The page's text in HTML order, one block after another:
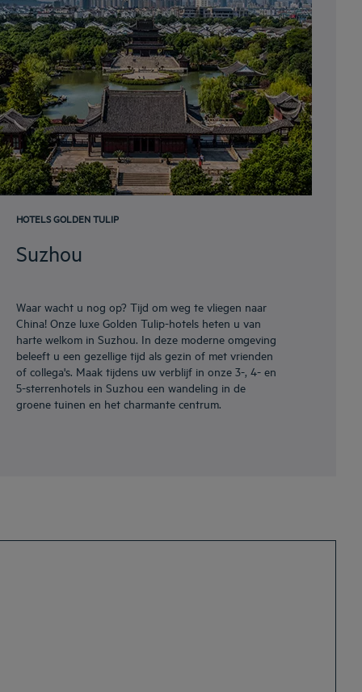
HOTELS GOLDEN TULIP
Suzhou
Waar wacht u nog op? Tijd om weg te vliegen naar
China! Onze luxe Golden Tulip-hotels heten u van
harte welkom in Suzhou. In deze moderne omgeving
beleeft u een gezellige tijd als gezin of met vrienden
of collega's. Maak tijdens uw verblijf in onze 3-, 4- en
5-sterrenhotels in Suzhou een wandeling in de
groene tuinen en het charmante centrum.